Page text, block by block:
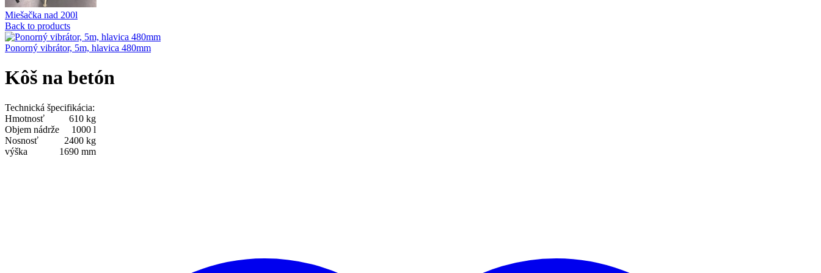
Miešačka nad 200l
Back to products
Ponorný vibrátor, 5m, hlavica 480mm
Kôš na betón
Technická špecifikácia:
Hmotnosť
610 kg
Objem nádrže
1000 l
Nosnosť
2400 kg
výška
1690 mm